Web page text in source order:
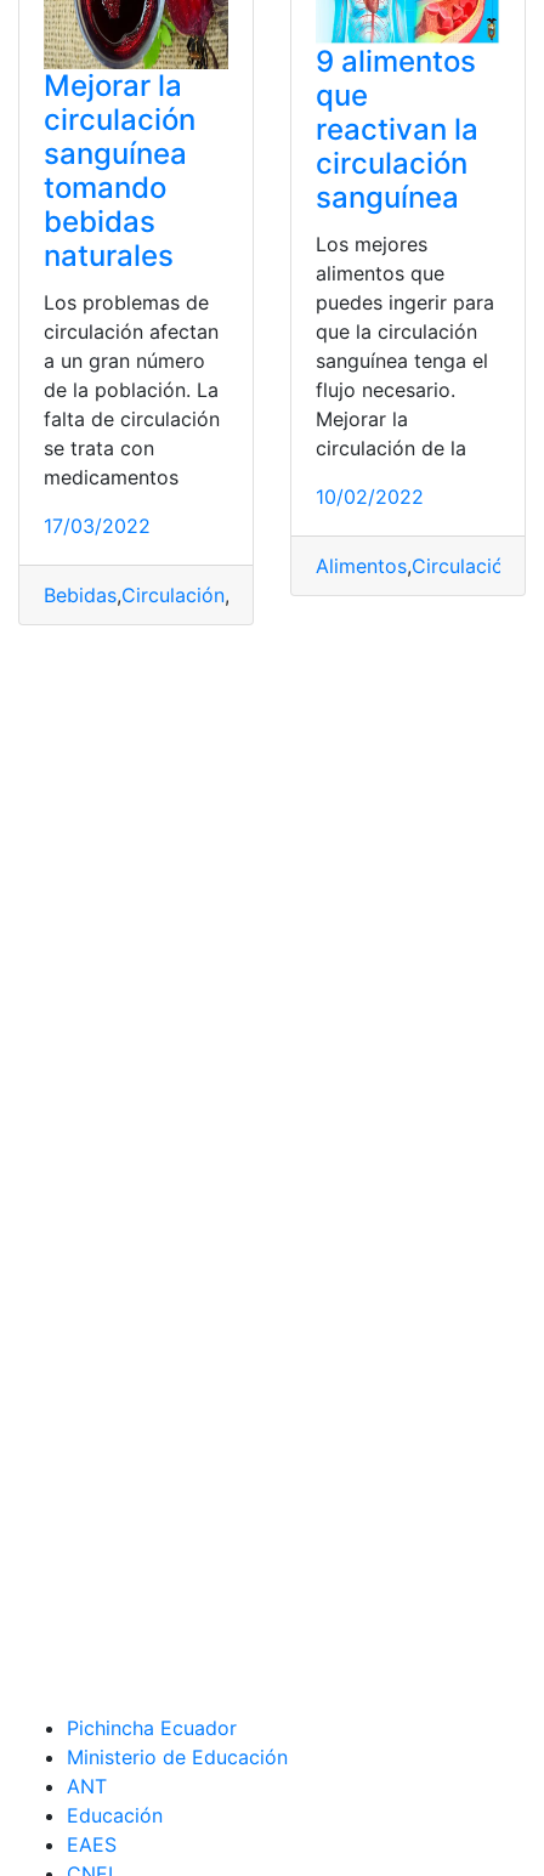
Mejorar la
circulación
sanguínea
tomando
bebidas
naturales
Los problemas de
circulación afectan
a un gran número
de la población. La
falta de circulación
se trata con
medicamentos
17/03/2022
Bebidas,Circulación, mejorar,sanguínea,tomando
9 alimentos
que
reactivan la
circulación
sanguínea
Los mejores
alimentos que
puedes ingerir para
que la circulación
sanguínea tenga el
flujo necesario.
Mejorar la
circulación de la
10/02/2022
Alimentos,Circulación
Pichincha Ecuador
Ministerio de Educación
ANT
Educación
EAES